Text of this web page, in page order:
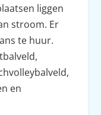
liggen
stroom. Er
te huur.
en